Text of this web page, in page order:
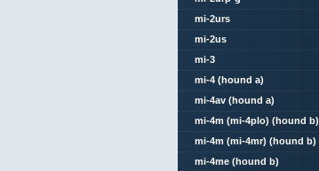
mi-2urs
mi-2us
mi-3
mi-4 (hound a)
mi-4av (hound a)
mi-4m (mi-4plo) (hound b)
mi-4m (mi-4mr) (hound b)
mi-4me (hound b)